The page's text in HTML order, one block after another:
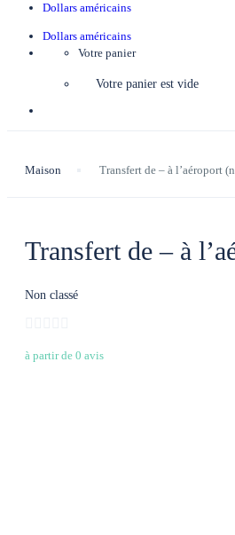
Dollars américains
Dollars américains
Votre panier
Votre panier est vide
Maison Transfert de – à l’aéroport
Transfert de – à
Non classé
à partir de 0 avis